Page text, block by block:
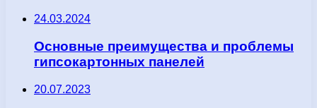
24.03.2024
Основные преимущества и проблемы
гипсокартонных панелей
20.07.2023